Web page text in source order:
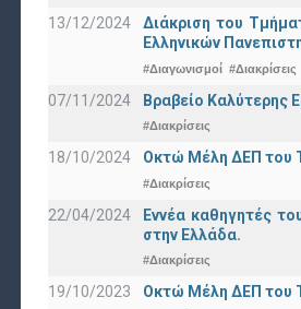
13/12/2024
Διάκριση του
Ελληνικών
#Διαγωνισμοί #Διακρίσεις
07/11/2024 Βραβείο Καλύτερης
#Διακρίσεις
18/10/2024 Οκτώ Μέλη ΔΕΠ του
#Διακρίσεις
22/04/2024
Εννέα καθηγητές
στην Ελλάδα.
#Διακρίσεις
19/10/2023 Οκτώ Μέλη ΔΕΠ του